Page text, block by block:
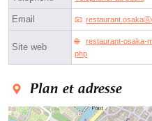
Email
Site web
restaurant-osaka-
php
Plan et adresse